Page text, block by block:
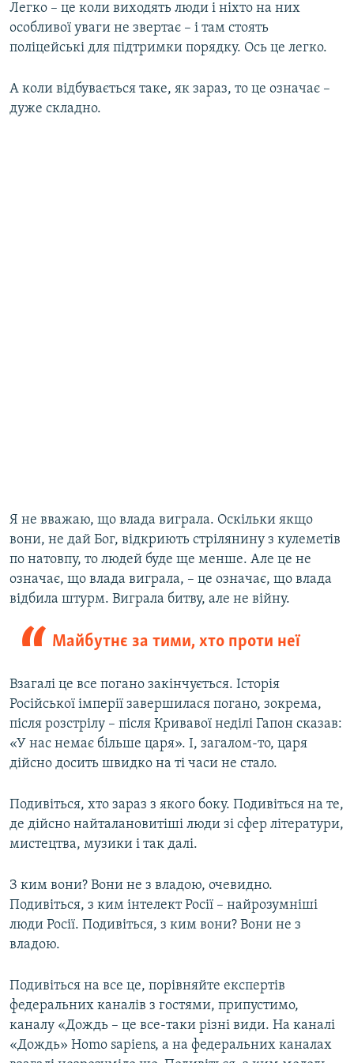
Легко – це коли виходять люди і ніхто на них
особливої уваги не звертає – і там стоять
поліцейські для підтримки порядку. Ось це легко.
А коли відбувається таке, як зараз, то це означає –
дуже складно.
Я не вважаю, що влада виграла. Оскільки якщо
вони, не дай Бог, відкриють стрілянину з кулеметів
по натовпу, то людей буде ще менше. Але це не
означає, що влада виграла, – це означає, що влада
відбила штурм. Виграла битву, але не війну.
Майбутнє за тими, хто проти неї
Взагалі це все погано закінчується. Історія
Російської імперії завершилася погано, зокрема,
після розстрілу – після Кривавої неділі Гапон сказав:
«У нас немає більше царя». І, загалом-то, царя
дійсно досить швидко на ті часи не стало.
Подивіться, хто зараз з якого боку. Подивіться на те,
де дійсно найталановитіші люди зі сфер літератури,
мистецтва, музики і так далі.
З ким вони? Вони не з владою, очевидно.
Подивіться, з ким інтелект Росії – найрозумніші
люди Росії. Подивіться, з ким вони? Вони не з
владою.
Подивіться на все це, порівняйте експертів
федеральних каналів з гостями, припустимо,
каналу «Дождь – це все-таки різні види. На каналі
«Дождь» Homo sapiens, а на федеральних каналах